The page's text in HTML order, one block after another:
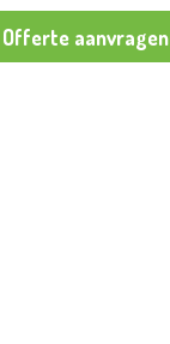
Offerte aanvragen